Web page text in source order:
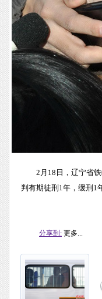
2月18日，辽宁省
判有期徒刑1年，缓刑1
分享到: 更多...